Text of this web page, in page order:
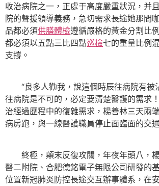
收治病院之一，正處于高度嚴重狀況，并
院的聲援領導義務，急切需求長途她那間
品都必須供膳體檢遵循嚴格的黃金分割比
都必須以五點三比四點巡檢七的重量比例
支撐。
“良多人勸我，說這個時辰往病院有被
往病院是不可的，必定要清楚醫護的需求
治經過歷程中的復雜需求，楊善林三天兩
病房跑，與一線醫護職員停止面臨面的交
終極，顛末反復攻關，年夜年頭八，
醫二附院、合肥德銘電子無限公司研發的
位置新冠肺炎防控長途交互辦事體系，在